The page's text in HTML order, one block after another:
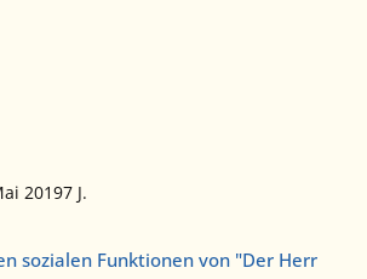
20197 J.
sozialen Funktionen von "Der Herr